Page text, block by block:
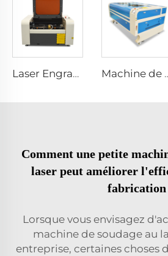
Laser Engraving and Cutting Machine 4040 Machine de
Comment une petite
laser peut améliorer
fabrication
Lorsque vous envisagez
machine de soudage au
entreprise, certaines choses